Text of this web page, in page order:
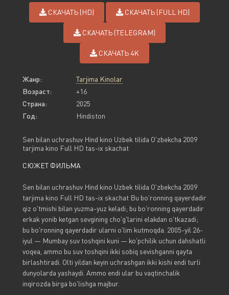
СКАЧАТЬ (HD) СКАЧАТЬ (FULL HD)
СКАЧАТЬ (TELEGRAM)
СКАЧАТЬ 4K
Жанр:
Tarjima Kinolar
Возраст:
+16
Страна:
2025
Год:
Hindiston
Sen bilan uchrashuv Hind kino Uzbek tilida O'zbekcha 2009
tarjima kino Full HD tas-ix skachat
СЮЖЕТ ФИЛЬМА
Sen bilan uchrashuv Hind kino Uzbek tilida O'zbekcha 2009
tarjima kino Full HD tas-ix skachat Bu bo'ronning qayerdadir
qiz o'tmishi bilan yuzma-yuz keladi; bu bo'ronning qayerdadir
erkak yonib ketgan sevgining cho'g'larini elakdan o'tkazadi;
bu bo'ronning qayerdadir ularni o'lim kutmoqda. 2005-yil 26-
iyul — Mumbay suv toshqini kuni — ko'pchilik uchun dahshatli
voqea, ammo bu suv toshqini ikki sobiq sevishganni qayta
birlashtiradi. Olti yildan keyin uchrashgan ikki kishi endi turli
dunyolarda yashaydi. Ammo endi ular bu vaqtinchalik
inqirozda birga bo'lishga majbur.